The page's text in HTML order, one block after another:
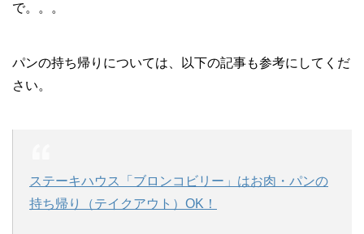
で。。。
パンの持ち帰りについては、以下の記事も参考にしてくだ
さい。
ステーキハウス「ブロンコビリー」はお肉・パンの
持ち帰り（テイクアウト）OK！